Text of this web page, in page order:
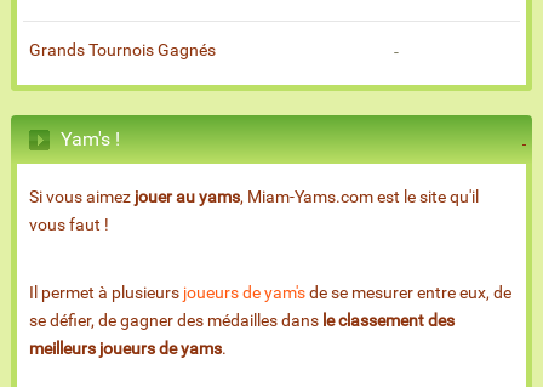
Grands Tournois Gagnés -
Yam's !
Si vous aimez jouer au yams, Miam-Yams.com est le site qu'il
vous faut !
Il permet à plusieurs joueurs de yam'sde se mesurer entre eux, de
se défier, de gagner des médailles dans le classement des
meilleurs joueurs de yams.